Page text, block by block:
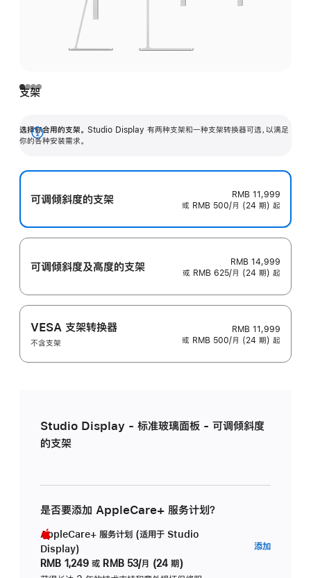
支架
选择你合用的支架。 Studio Display 有两种支架和一种支架转换器可选，以满足
你的各种安装需求。
展
可调倾斜度的支架
RMB 11,999
或 RMB 500/月 (24 期) 起
可调倾斜度及高‍度的支‍架
RMB 14,999
或 RMB 625/月 (24 期) 起
VESA 支架转换器
不含支架
RMB 11,999
或 RMB 500/月 (24 期) 起
Studio Display - 标准玻璃面板 - 可调倾斜度
的支架
是否要添加 AppleCare+ 服务计划？
AppleCare+ 服务计划 (适用于 Studio
Display)
RMB 1,249 或 RMB 53/月 (24 期)
添加